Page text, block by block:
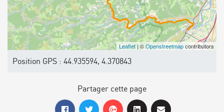
Leaflet | ©Openstreetmapcontributors
Position GPS : 44.935594, 4.370843
Partager cette page